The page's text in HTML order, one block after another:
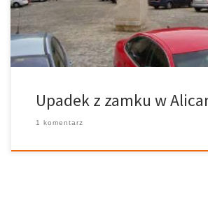
potwierdzających jej tożsamość, tylko
[…]
Upadek z zamku w
1 komentarz